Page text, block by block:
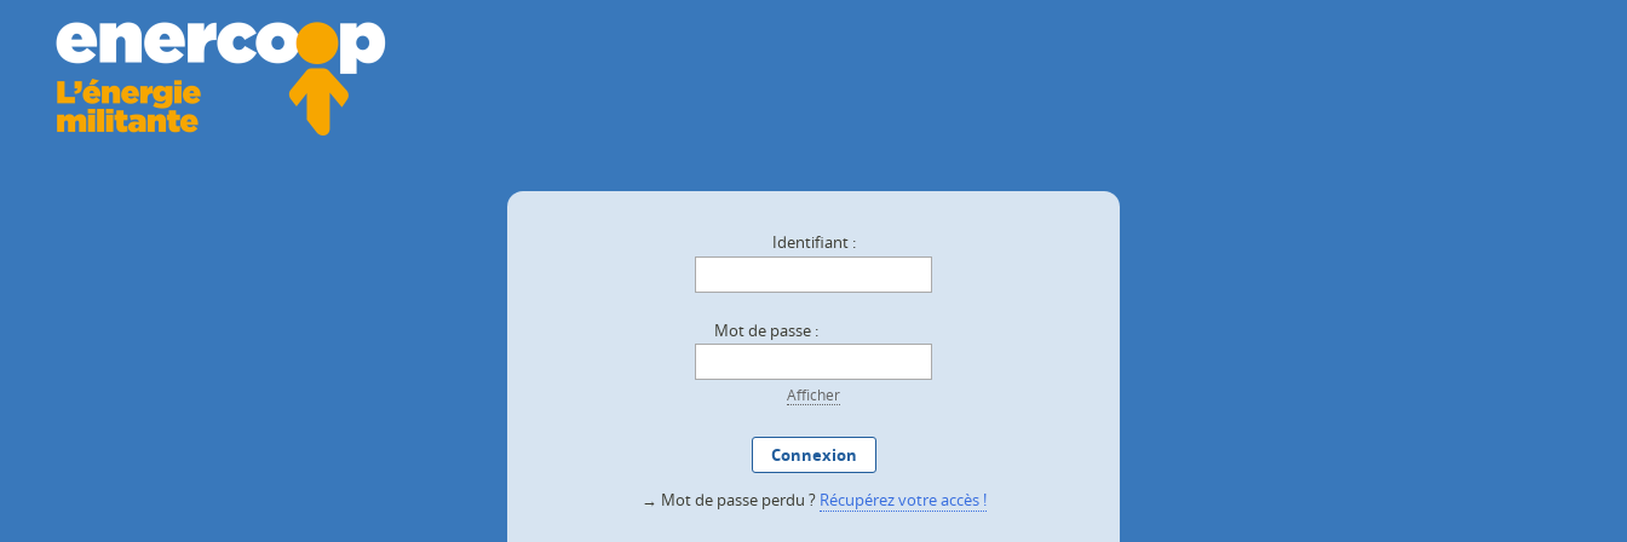
Aller au contenu
Identifiant :
Mot de passe :
Afficher
Connexion
→ Mot de passe perdu ? Récupérez votre accès !